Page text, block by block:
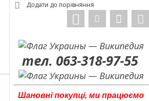
Додати до порівняння
тел. 063-318-97-55
Шановні покупці, ми працюємо